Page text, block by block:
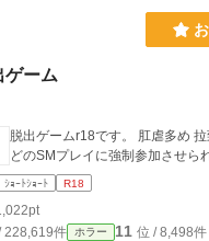
ゲーム
脱出ゲームr18です。 肛虐多め
どのSMプレイに強制参加させら
ｼｮｰﾄｼｮｰﾄ R18
228,619件 ホラー 11 位 / 8,498件